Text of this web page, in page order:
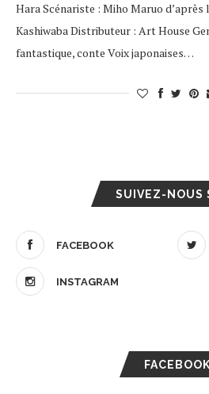
Hara Scénariste : Miho Maruo d’après
Kashiwaba Distributeur : Art House
fantastique, conte Voix japonaises…
SUIVEZ-NOUS
FACEBOOK
INSTAGRAM
FACEBOOK